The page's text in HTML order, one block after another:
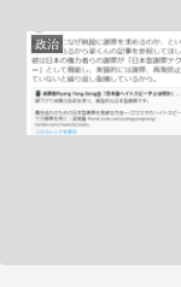
政治